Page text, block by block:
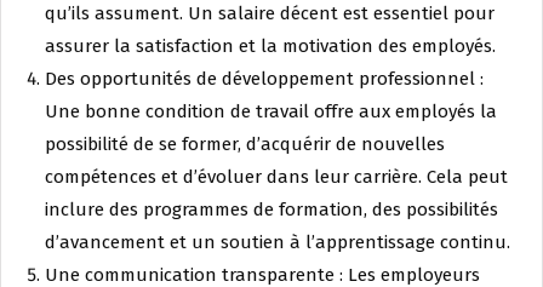
qu’ils assument. Un salaire décent est essentiel pour
assurer la satisfaction et la motivation des employés.
Des opportunités de développement professionnel :
Une bonne condition de travail offre aux employés la
possibilité de se former, d’acquérir de nouvelles
compétences et d’évoluer dans leur carrière. Cela peut
inclure des programmes de formation, des possibilités
d’avancement et un soutien à l’apprentissage continu.
Une communication transparente : Les employeurs